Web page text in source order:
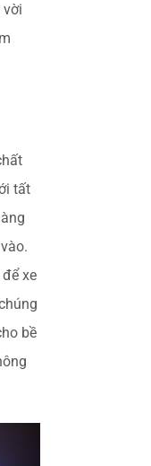
vời
tất
xe
bề